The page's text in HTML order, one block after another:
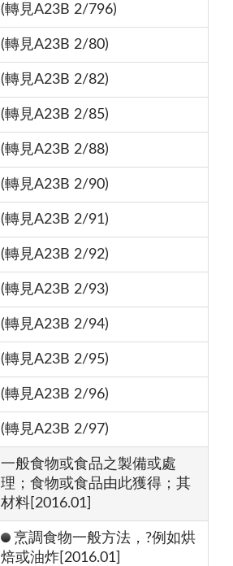
(轉見A23B 2/796)
(轉見A23B 2/80)
(轉見A23B 2/82)
(轉見A23B 2/85)
(轉見A23B 2/88)
(轉見A23B 2/90)
(轉見A23B 2/91)
(轉見A23B 2/92)
(轉見A23B 2/93)
(轉見A23B 2/94)
(轉見A23B 2/95)
(轉見A23B 2/96)
(轉見A23B 2/97)
一般食物或食品之製備或處
理；食物或食品由此獲得；其
材料[2016.01]
烹調食物一般方法，?例如烘
焙或油炸[2016.01]